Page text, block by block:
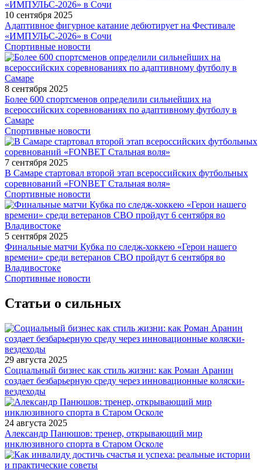
10 сентября 2025
Адаптивное фигурное катание дебютирует на Фестивале
«ИМПУЛЬС-2026» в Сочи
Спортивные новости
8 сентября 2025
Более 600 спортсменов определили сильнейших на
всероссийских соревнованиях по адаптивному футболу в
Самаре
Спортивные новости
7 сентября 2025
В Самаре стартовал второй этап всероссийских футбольных
соревнований «FONBET Стальная воля»
Спортивные новости
5 сентября 2025
Финальные матчи Кубка по следж-хоккею «Герои нашего
времени» среди ветеранов СВО пройдут 6 сентября во
Владивостоке
Спортивные новости
Статьи о сильных
29 августа 2025
Социальный бизнес как стиль жизни: как Роман Аранин
создает безбарьерную среду через инновационные коляски-
вездеходы
24 августа 2025
Александр Панюшов: тренер, открывающий мир
инклюзивного спорта в Старом Осколе